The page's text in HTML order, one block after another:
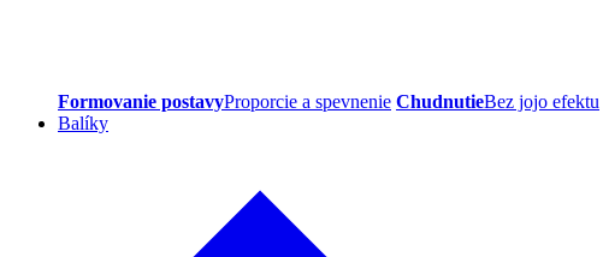
Formovanie postavyProporcie a spevnenie ChudnutieBez jojo efektu
Balíky